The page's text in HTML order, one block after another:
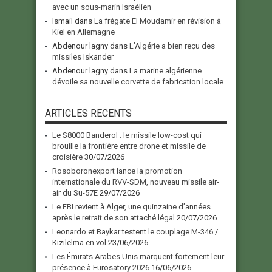
avec un sous-marin Israélien
Ismail dans La frégate El Moudamir en révision à
Kiel en Allemagne
Abdenour lagny dans L’Algérie a bien reçu des
missiles Iskander
Abdenour lagny dans La marine algérienne
dévoile sa nouvelle corvette de fabrication locale
ARTICLES RECENTS
Le S8000 Banderol : le missile low-cost qui
brouille la frontière entre drone et missile de
croisière 30/07/2026
Rosoboronexport lance la promotion
internationale du RVV-SDM, nouveau missile air-
air du Su-57E 29/07/2026
Le FBI revient à Alger, une quinzaine d’années
après le retrait de son attaché légal 20/07/2026
Leonardo et Baykar testent le couplage M-346 /
Kızılelma en vol 23/06/2026
Les Émirats Arabes Unis marquent fortement leur
présence à Eurosatory 2026 16/06/2026